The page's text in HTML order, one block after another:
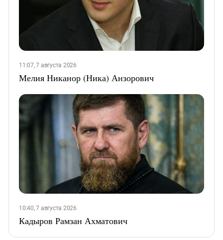
11:07, 7 августа 2026
Мелия Никанор (Ника) Анзорович
10:40, 7 августа 2026
Кадыров Рамзан Ахматович